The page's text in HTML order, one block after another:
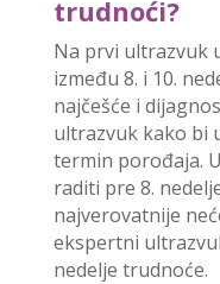
trudnoći?
Na prvi ultrazvuk
između 8. i 10.
najčešće i
ultrazvuk kako bi
termin porođaja.
raditi pre 8.
najverovatnije
ekspertni
nedelje trudnoće.